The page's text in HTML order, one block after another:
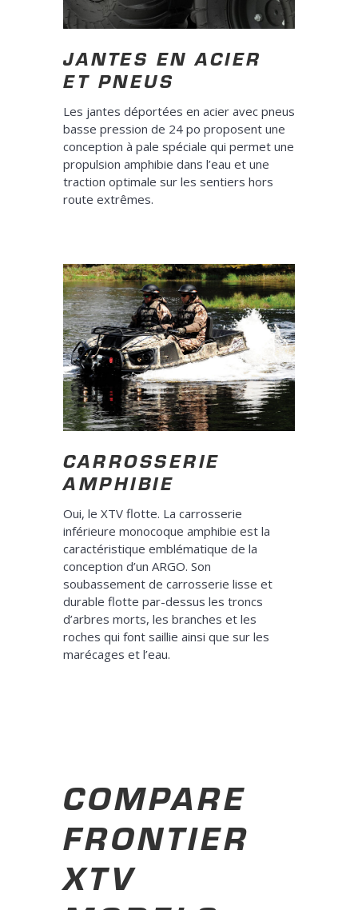
JANTES EN ACIER
ET PNEUS
Les jantes déportées en acier avec pneus
basse pression de 24 po proposent une
conception à pale spéciale qui permet une
propulsion amphibie dans l’eau et une
traction optimale sur les sentiers hors
route extrêmes.
CARROSSERIE
AMPHIBIE
Oui, le XTV flotte. La carrosserie
inférieure monocoque amphibie est la
caractéristique emblématique de la
conception d’un ARGO. Son
soubassement de carrosserie lisse et
durable flotte par-dessus les troncs
d’arbres morts, les branches et les
roches qui font saillie ainsi que sur les
marécages et l’eau.
COMPARE
FRONTIER
XTV